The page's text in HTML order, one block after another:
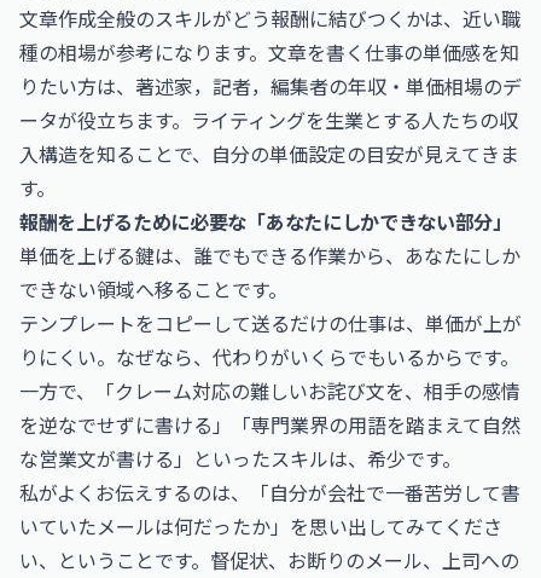
文章作成全般のスキルがどう報酬に結びつくかは、近い職
種の相場が参考になります。文章を書く仕事の単価感を知
りたい方は、 著述家，記者，編集者の年収・単価相場のデ
ータが役立ちます。ライティングを生業とする人たちの収
入構造を知ることで、自分の単価設定の目安が見えてきま
す。
報酬を上げるために必要な「あなたにしかできない部分」
単価を上げる鍵は、誰でもできる作業から、あなたにしか
できない領域へ移ることです。
テンプレートをコピーして送るだけの仕事は、単価が上が
りにくい。なぜなら、代わりがいくらでもいるからです。
一方で、「クレーム対応の難しいお詫び文を、相手の感情
を逆なでせずに書ける」「専門業界の用語を踏まえて自然
な営業文が書ける」といったスキルは、希少です。
私がよくお伝えするのは、「自分が会社で一番苦労して書
いていたメールは何だったか」を思い出してみてくださ
い、ということです。督促状、お断りのメール、上司への